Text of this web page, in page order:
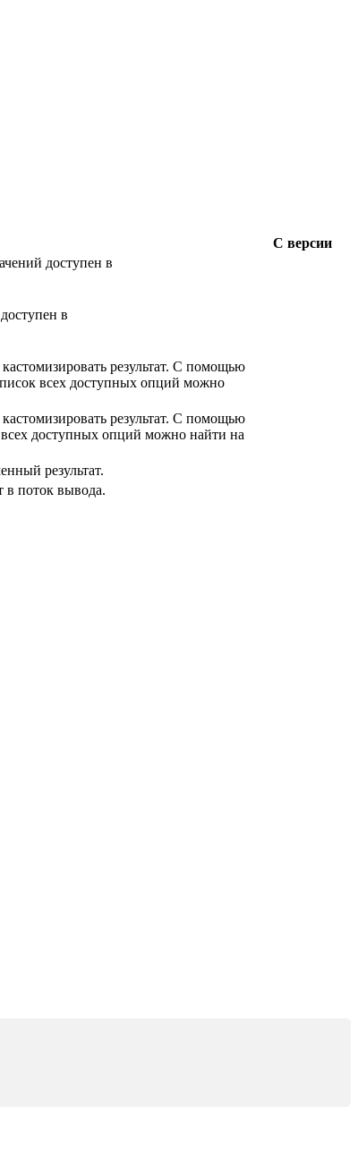
С версии
доступен в
в
результат. С помощью
всех доступных опций можно
результат. С помощью
доступных опций можно найти на
результат.
в поток вывода.